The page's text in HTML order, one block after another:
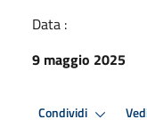
Data :
9 maggio 2025
Condividi